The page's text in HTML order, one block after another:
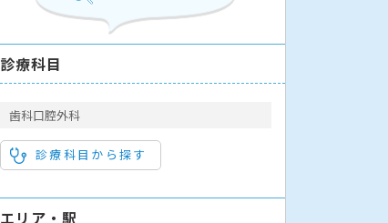
診療科目
歯科口腔外科
診療科目から探す
エリア・駅